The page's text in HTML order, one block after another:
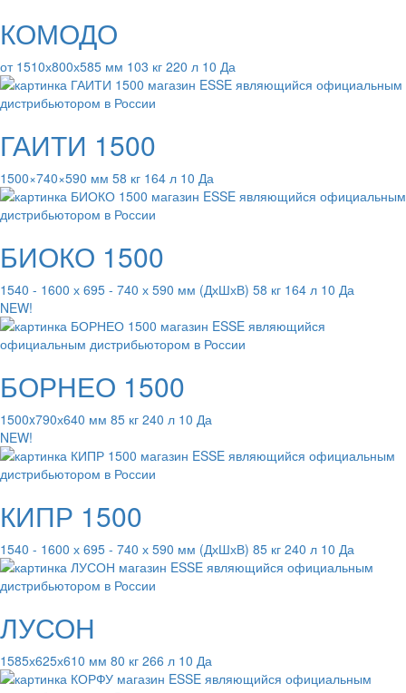
КОМОДО
от 1510х800х585 мм 103 кг 220 л 10 Да
ГАИТИ 1500
1500×740×590 мм 58 кг 164 л 10 Да
БИОКО 1500
1540 - 1600 х 695 - 740 х 590 мм (ДхШхВ) 58 кг 164 л 10 Да
NEW!
БОРНЕО 1500
1500x790х640 мм 85 кг 240 л 10 Да
NEW!
КИПР 1500
1540 - 1600 х 695 - 740 х 590 мм (ДхШхВ) 85 кг 240 л 10 Да
ЛУСОН
1585х625х610 мм 80 кг 266 л 10 Да